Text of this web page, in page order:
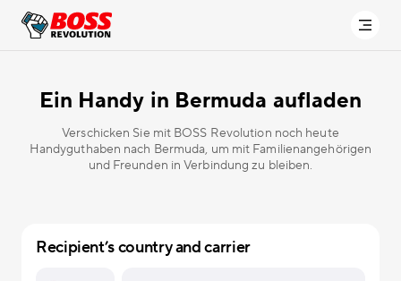
Ein Handy in Bermuda aufladen
Verschicken Sie mit BOSS Revolution noch heute
Handyguthaben nach Bermuda, um mit Familienangehörigen
und Freunden in Verbindung zu bleiben.
Recipient’s country and carrier